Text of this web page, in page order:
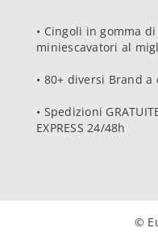
• Cingoli in gomma
miniescavatori al
• 80+ diversi Brand a
• Spedizioni
EXPRESS 24/48h
©